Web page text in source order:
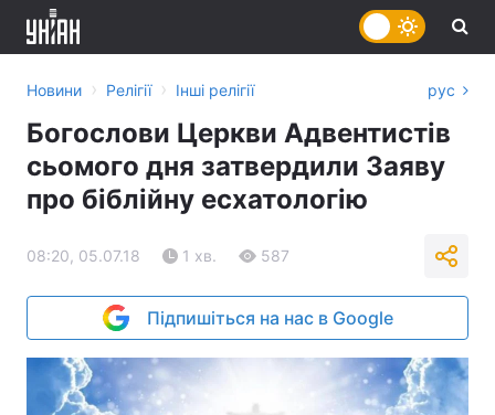
Новини › Релігії › Інші релігії рус
Богослови Церкви Адвентистів
сьомого дня затвердили Заяву
про біблійну есхатологію
08:20, 05.07.18 1 хв. 587
Підпишіться на нас в Google